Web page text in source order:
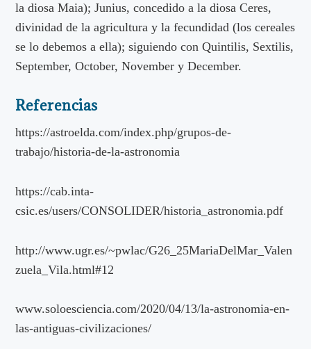
la diosa Maia); Junius, concedido a la diosa Ceres,
divinidad de la agricultura y la fecundidad (los cereales
se lo debemos a ella); siguiendo con Quintilis, Sextilis,
September, October, November y December.
Referencias
https://astroelda.com/index.php/grupos-de-
trabajo/historia-de-la-astronomia
https://cab.inta-
csic.es/users/CONSOLIDER/historia_astronomia.pdf
http://www.ugr.es/~pwlac/G26_25MariaDelMar_Valen
zuela_Vila.html#12
www.soloesciencia.com/2020/04/13/la-astronomia-en-
las-antiguas-civilizaciones/